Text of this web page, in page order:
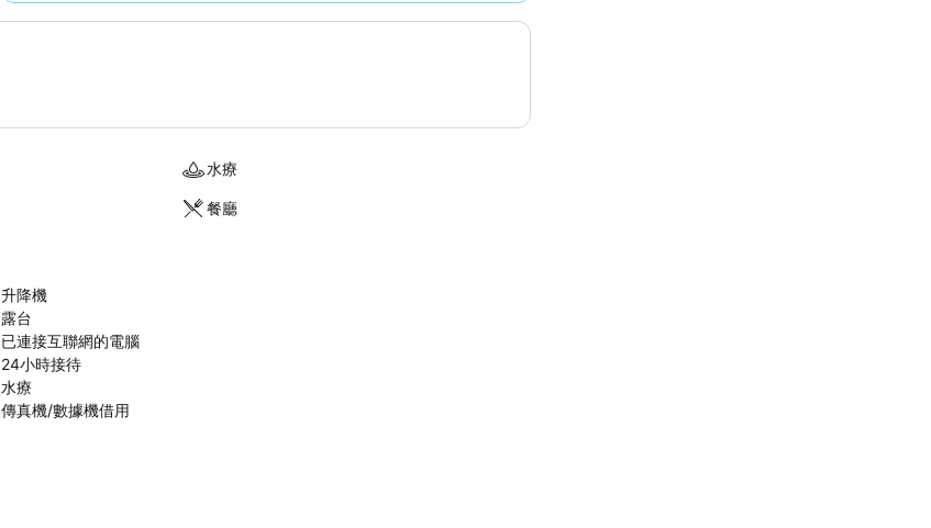
水療
餐廳
升降機
露台
已連接互聯網的電腦
24小時接待
水療
傳真機/數據機借用